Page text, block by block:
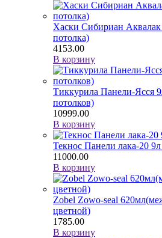
Хаски Сибириан Аквалак
потолка)
4153.00
В корзину
Тиккурила Панели-Ясся
потолков)
10999.00
В корзину
Текнос Панели лака-20 9л
11000.00
В корзину
Zobel Zowo-seal
цветной)
1785.00
В корзину